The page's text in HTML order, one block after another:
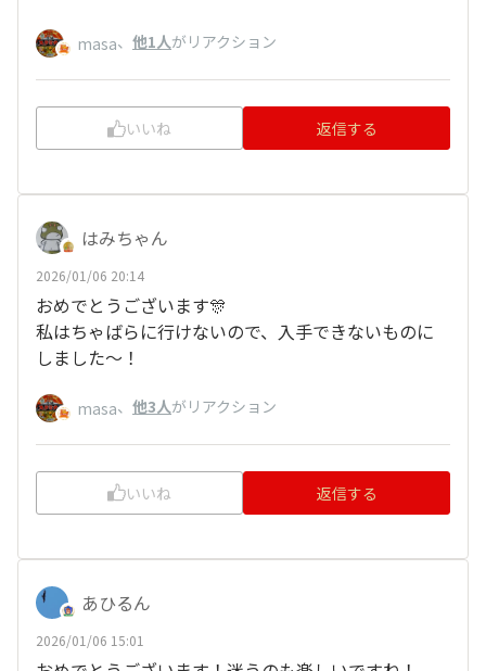
masa、 他1人がリアクション
いいね 返信する
はみちゃん
2026/01/06 20:14
おめでとうございます🎊
私はちゃばらに行けないので、入手できないものに
しました〜！
masa、 他3人がリアクション
いいね 返信する
あひるん
2026/01/06 15:01